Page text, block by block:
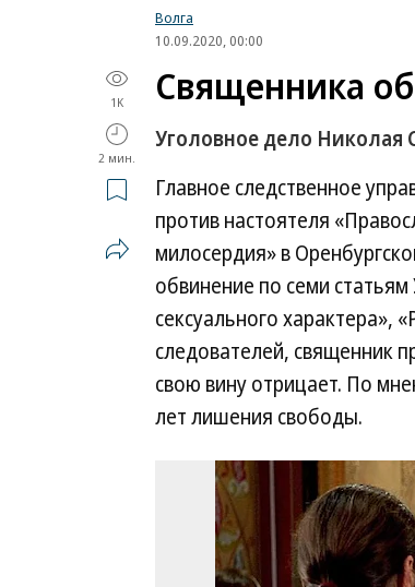
Волга
10.09.2020, 00:00
1K
2 мин.
Священника
Уголовное дело Николая
Главное следственное
против настоятеля
милосердия» в
обвинение по семи
сексуального характера»,
следователей, священник
свою вину отрицает. По
лет лишения свободы.